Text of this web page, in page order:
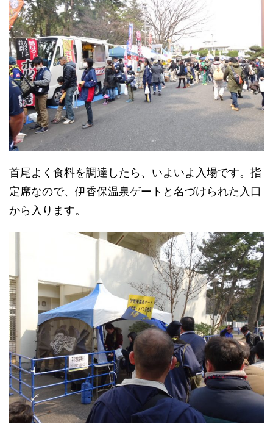
首尾よく食料を調達したら、いよいよ入場です。指
定席なので、伊香保温泉ゲートと名づけられた入口
から入ります。